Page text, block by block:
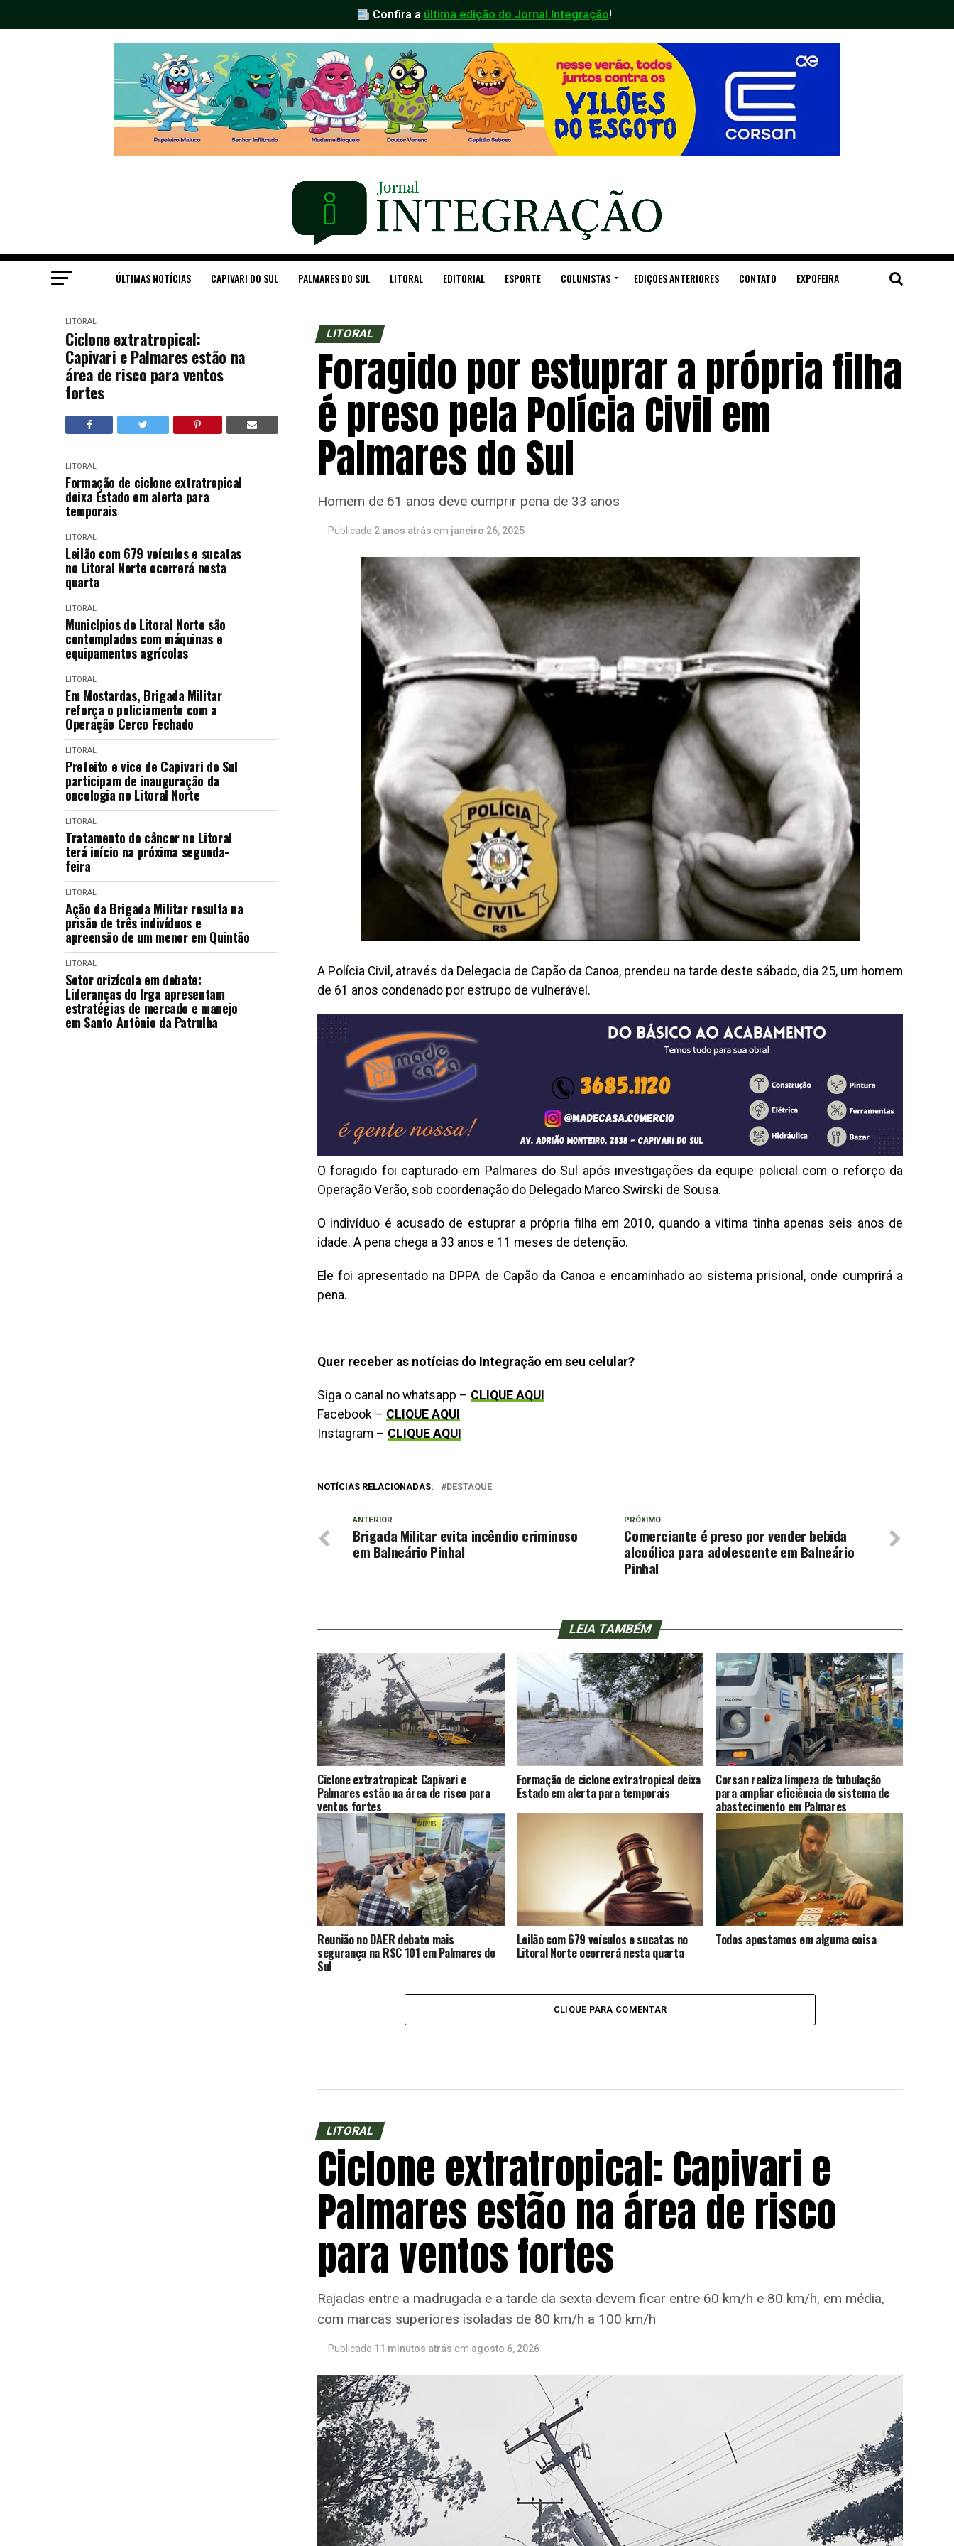
Confira a última edição do Jornal Integração!
ÚLTIMAS NOTÍCIAS CAPIVARI DO SUL PALMARES DO SUL LITORAL EDITORIAL ESPORTE COLUNISTAS EDIÇÕES ANTERIORES CONTATO EXPOFEIRA
LITORAL
Ciclone extratropical:
Capivari e Palmares estão na
área de risco para ventos
fortes
LITORAL
Formação de ciclone extratropical
deixa Estado em alerta para
temporais
LITORAL
Leilão com 679 veículos e sucatas
no Litoral Norte ocorrerá nesta
quarta
LITORAL
Municípios do Litoral Norte são
contemplados com máquinas e
equipamentos agrícolas
LITORAL
Em Mostardas, Brigada Militar
reforça o policiamento com a
Operação Cerco Fechado
LITORAL
Prefeito e vice de Capivari do Sul
participam de inauguração da
oncologia no Litoral Norte
LITORAL
Tratamento do câncer no Litoral
terá início na próxima segunda-
feira
LITORAL
Ação da Brigada Militar resulta na
prisão de três indivíduos e
apreensão de um menor em Quintão
LITORAL
Setor orizícola em debate:
Lideranças do Irga apresentam
estratégias de mercado e manejo
em Santo Antônio da Patrulha
LITORAL
Foragido por estuprar a própria filha
é preso pela Polícia Civil em
Palmares do Sul
Homem de 61 anos deve cumprir pena de 33 anos
Publicado 2 anos atrás em janeiro 26, 2025
A Polícia Civil, através da Delegacia de Capão da Canoa, prendeu na tarde deste sábado, dia 25, um homem
de 61 anos condenado por estrupo de vulnerável.
O foragido foi capturado em Palmares do Sul após investigações da equipe policial com o reforço da
Operação Verão, sob coordenação do Delegado Marco Swirski de Sousa.
O indivíduo é acusado de estuprar a própria filha em 2010, quando a vítima tinha apenas seis anos de
idade. A pena chega a 33 anos e 11 meses de detenção.
Ele foi apresentado na DPPA de Capão da Canoa e encaminhado ao sistema prisional, onde cumprirá a
pena.
Quer receber as notícias do Integração em seu celular?
Siga o canal no whatsapp – CLIQUE AQUI
Facebook – CLIQUE AQUI
Instagram – CLIQUE AQUI
NOTÍCIAS RELACIONADAS: DESTAQUE
PRÓXIMO
Comerciante é preso por vender bebida
alcoólica para adolescente em Balneário
Pinhal
ANTERIOR
Brigada Militar evita incêndio criminoso
em Balneário Pinhal
LEIA TAMBÉM
Ciclone extratropical: Capivari e
Palmares estão na área de risco para
ventos fortes
Formação de ciclone extratropical deixa
Estado em alerta para temporais
Corsan realiza limpeza de tubulação
para ampliar eficiência do sistema de
abastecimento em Palmares
Reunião no DAER debate mais
segurança na RSC 101 em Palmares do
Sul
Leilão com 679 veículos e sucatas no
Litoral Norte ocorrerá nesta quarta
Todos apostamos em alguma coisa
CLIQUE PARA COMENTAR
LITORAL
Ciclone extratropical: Capivari e
Palmares estão na área de risco
para ventos fortes
Rajadas entre a madrugada e a tarde da sexta devem ficar entre 60 km/h e 80 km/h, em média,
com marcas superiores isoladas de 80 km/h a 100 km/h
Publicado 11 minutos atrás em agosto 6, 2026